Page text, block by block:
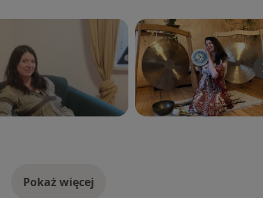
każdą sferę funkcjonowania człowieka.
i zaufanie.
Pokaż więcejo doświadczeniu